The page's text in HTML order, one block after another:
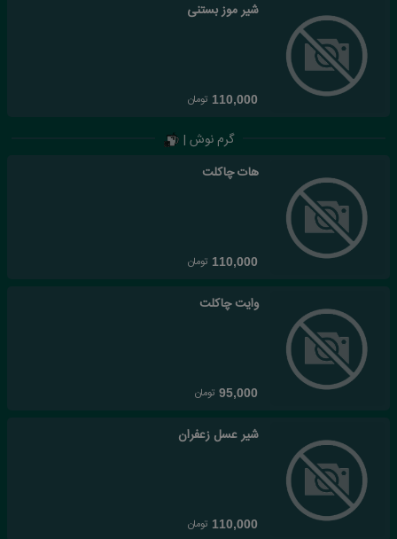
شیر موز بستنی
110,000 تومان
گرم نوش |
هات چاکلت
110,000 تومان
وایت چاکلت
95,000 تومان
شیر عسل زعفران
110,000 تومان